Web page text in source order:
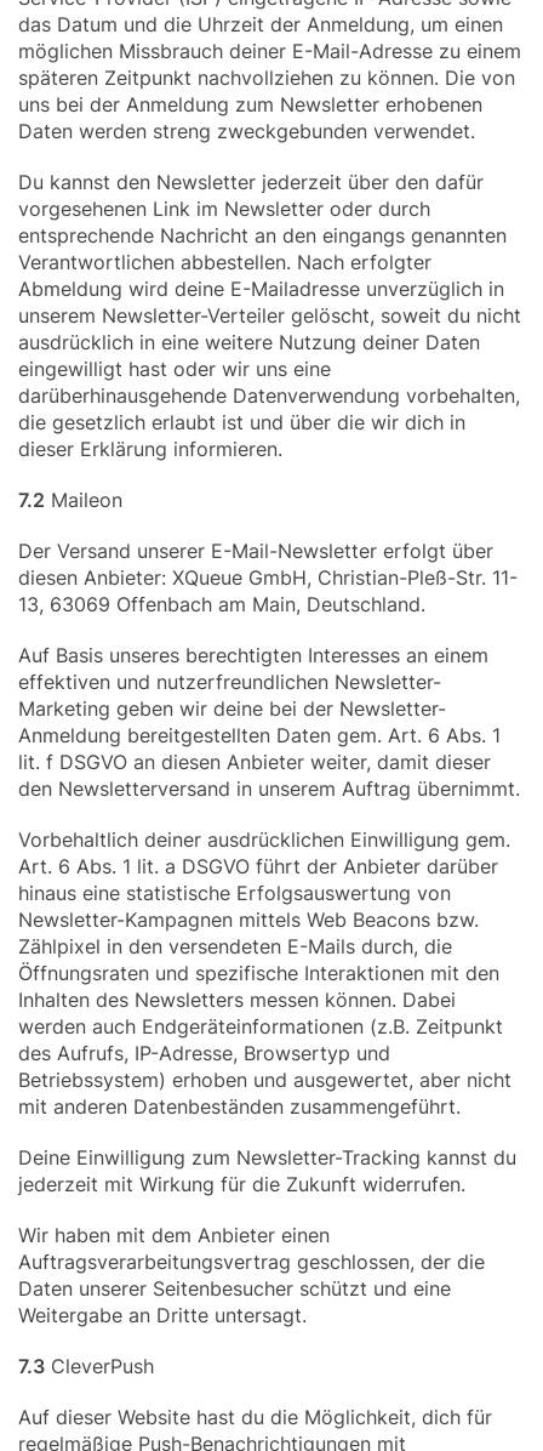
das Datum und die Uhrzeit der Anmeldung, um einen
möglichen Missbrauch deiner E-Mail-Adresse zu einem
späteren Zeitpunkt nachvollziehen zu können. Die von
uns bei der Anmeldung zum Newsletter erhobenen
Daten werden streng zweckgebunden verwendet.
Du kannst den Newsletter jederzeit über den dafür
vorgesehenen Link im Newsletter oder durch
entsprechende Nachricht an den eingangs genannten
Verantwortlichen abbestellen. Nach erfolgter
Abmeldung wird deine E-Mailadresse unverzüglich in
unserem Newsletter-Verteiler gelöscht, soweit du nicht
ausdrücklich in eine weitere Nutzung deiner Daten
eingewilligt hast oder wir uns eine
darüberhinausgehende Datenverwendung vorbehalten,
die gesetzlich erlaubt ist und über die wir dich in
dieser Erklärung informieren.
7.2 Maileon
Der Versand unserer E-Mail-Newsletter erfolgt über
diesen Anbieter: XQueue GmbH, Christian-Pleß-Str. 11-
13, 63069 Offenbach am Main, Deutschland.
Auf Basis unseres berechtigten Interesses an einem
effektiven und nutzerfreundlichen Newsletter-
Marketing geben wir deine bei der Newsletter-
Anmeldung bereitgestellten Daten gem. Art. 6 Abs. 1
lit. f DSGVO an diesen Anbieter weiter, damit dieser
den Newsletterversand in unserem Auftrag übernimmt.
Vorbehaltlich deiner ausdrücklichen Einwilligung gem.
Art. 6 Abs. 1 lit. a DSGVO führt der Anbieter darüber
hinaus eine statistische Erfolgsauswertung von
Newsletter-Kampagnen mittels Web Beacons bzw.
Zählpixel in den versendeten E-Mails durch, die
Öffnungsraten und spezifische Interaktionen mit den
Inhalten des Newsletters messen können. Dabei
werden auch Endgeräteinformationen (z.B. Zeitpunkt
des Aufrufs, IP-Adresse, Browsertyp und
Betriebssystem) erhoben und ausgewertet, aber nicht
mit anderen Datenbeständen zusammengeführt.
Deine Einwilligung zum Newsletter-Tracking kannst du
jederzeit mit Wirkung für die Zukunft widerrufen.
Wir haben mit dem Anbieter einen
Auftragsverarbeitungsvertrag geschlossen, der die
Daten unserer Seitenbesucher schützt und eine
Weitergabe an Dritte untersagt.
7.3 CleverPush
Auf dieser Website hast du die Möglichkeit, dich für
regelmäßige Push-Benachrichtigungen mit